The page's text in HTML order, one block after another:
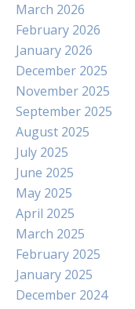
March 2026
February 2026
January 2026
December 2025
November 2025
September 2025
August 2025
July 2025
June 2025
May 2025
April 2025
March 2025
February 2025
January 2025
December 2024